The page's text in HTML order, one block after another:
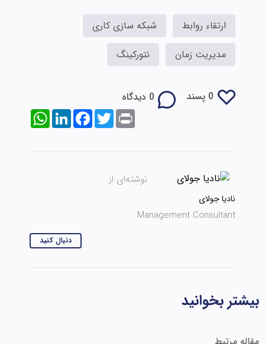
ارتقاء روابط
شبکه سازی کاری
مدیریت زمان
نتورکینگ
0 پسند
0 دیدگاه
WhatsAppLinkedInFacebookTwitterPrint
نوشته‌ای از
نادیا جولای
Management Consultant
دنبال کنید
بیشتر بخوانید